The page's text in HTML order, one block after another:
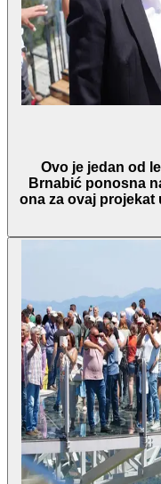
Ovo je jedan od
Brnabić ponosna
ona za ovaj projekat